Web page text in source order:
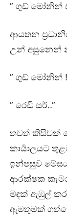
” ගුඩ් මෝනින්
ආයතන
උන් අසුනෙන්
” ගුඩ් මෝනින් !
” රෙඩි සර්..”
තවත් කිසිවක්
කාර්‍යාලයට
ඉන්පසුව
ආරක්ෂක
මඳක් ඇඹුල්
ඇමතුමක්